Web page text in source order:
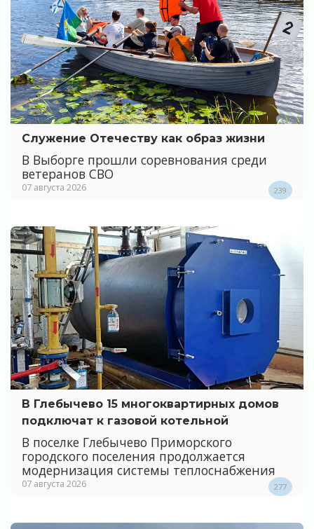
Служение Отечеству как образ жизни
В Выборге прошли соревнования среди
ветеранов СВО
07 августа 2026 239
В Глебычево 15 многоквартирных домов
подключат к газовой котельной
В поселке Глебычево Приморского
городского поселения продолжается
модернизация системы теплоснабжения
07 августа 2026 277